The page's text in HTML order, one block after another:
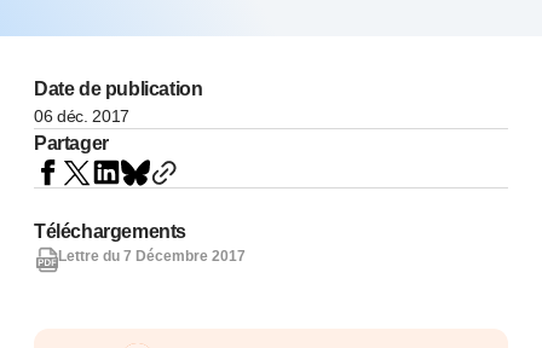
Date de publication
06 déc. 2017
Partager
Téléchargements
Lettre du 7 Décembre 2017